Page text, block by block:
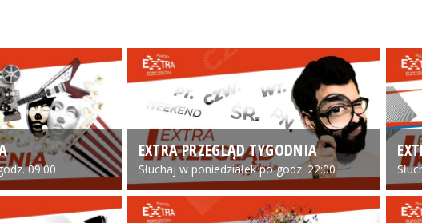
09:00
EXTRA PRZEGLĄD TYGODNIA
Słuchaj w poniedziałek po godz. 22:00